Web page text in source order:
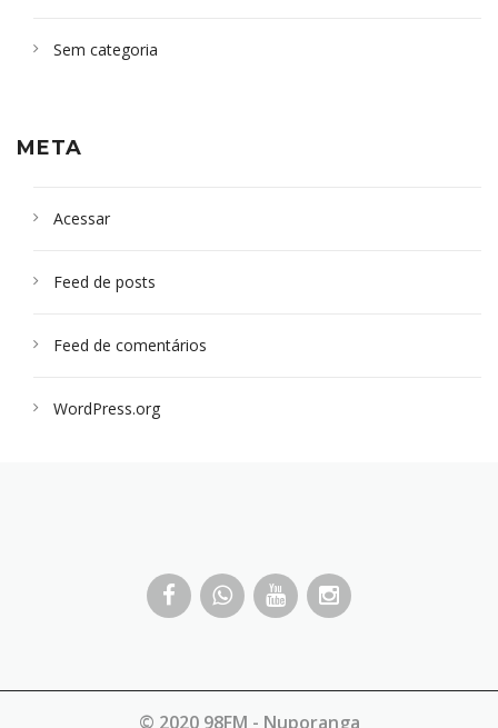
Sem categoria
META
Acessar
Feed de posts
Feed de comentários
WordPress.org
© 2020 98FM - Nuporanga